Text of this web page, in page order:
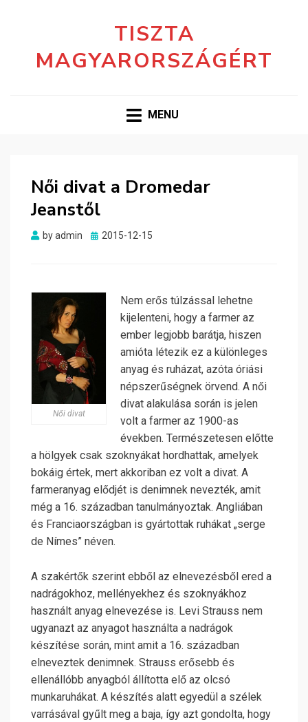
TISZTA
MAGYARORSZÁGÉRT
MENU
Női divat a Dromedar
Jeanstől
byadmin
Posted
2015-12-15
Női divat
Nem erős túlzással lehetne
kijelenteni, hogy a farmer az
ember legjobb barátja, hiszen
amióta létezik ez a különleges
anyag és ruházat, azóta óriási
népszerűségnek örvend. A női
divat alakulása során is jelen
volt a farmer az 1900-as
években. Természetesen előtte
a hölgyek csak szoknyákat hordhattak, amelyek
bokáig értek, mert akkoriban ez volt a divat. A
farmeranyag elődjét is denimnek nevezték, amit
még a 16. században tanulmányoztak. Angliában
és Franciaországban is gyártottak ruhákat „serge
de Nímes” néven.
A szakértők szerint ebből az elnevezésből ered a
nadrágokhoz, mellényekhez és szoknyákhoz
használt anyag elnevezése is. Levi Strauss nem
ugyanazt az anyagot használta a nadrágok
készítése során, mint amit a 16. században
elneveztek denimnek. Strauss erősebb és
ellenállóbb anyagból állította elő az olcsó
munkaruhákat. A készítés alatt egyedül a szélek
varrásával gyűlt meg a baja, így azt gondolta, hogy